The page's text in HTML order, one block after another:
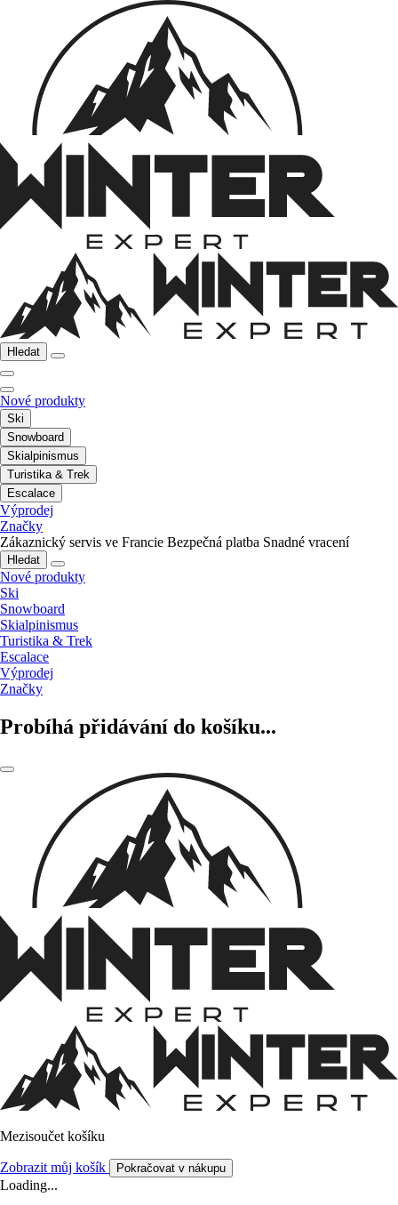
Hledat
Nové produkty
Ski
Snowboard
Skialpinismus
Turistika & Trek
Escalace
Výprodej
Značky
Zákaznický servis ve Francie Bezpečná platba Snadné vracení
Hledat
Nové produkty
Ski
Snowboard
Skialpinismus
Turistika & Trek
Escalace
Výprodej
Značky
Probíhá přidávání do košíku...
Mezisoučet košíku
Zobrazit můj košík Pokračovat v nákupu
Loading...